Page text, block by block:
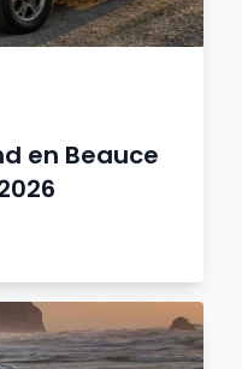
en Beauce